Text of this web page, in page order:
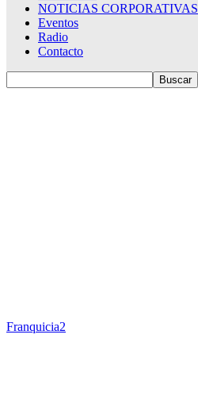
NOTICIAS CORPORATIVAS
Eventos
Radio
Contacto
Franquicia2